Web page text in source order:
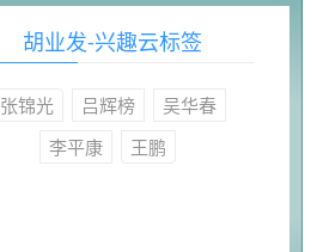
胡业发-兴趣云标签
张锦光 吕辉榜
吴华春
李平康
王鹏